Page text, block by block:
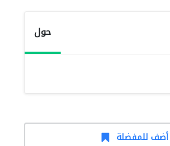
حول
أضف للمفضلة